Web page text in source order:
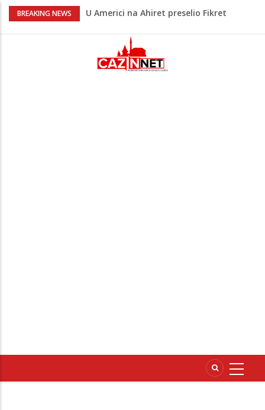
BREAKING NEWS
U Americi na Ahiret preselio Fikret
Oglasilo se Tužilaštvo nakon tragedije u
Bosanskoj Krupi: Objavljeni detalji
slučaja